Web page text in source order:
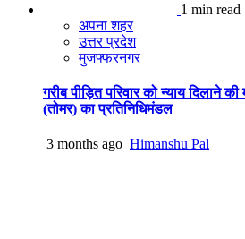
1 min read
अपना शहर
उत्तर प्रदेश
मुजफ्फरनगर
गरीब पीड़ित परिवार को न्याय दिलाने
(तोमर) का प्रतिनिधिमंडल
3 months ago Himanshu Pal